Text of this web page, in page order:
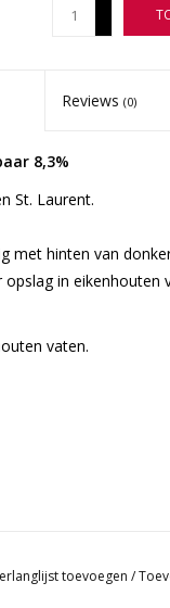
Reviews(0)
8,3%
St. Laurent.
hinten van
in
vaten.
toevoegen /